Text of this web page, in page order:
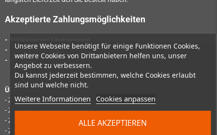
Unsere Webseite benötigt für einige Funktionen Cookies,
weitere Cookies von Drittanbietern helfen uns, unser
Angebot zu verbessern.
Du kannst jederzeit bestimmen, welche Cookies erlaubt
sind und welche nicht.
Weitere Informationen Cookies anpassen
ALLE AKZEPTIEREN
Akzeptierte Zahlungsmöglichkeiten
-
- Zahlung per Amazon Pay
-
Bitcoin
Über PayPal:
- Zahlung per PayPal
- Zahlung per PayPal Express
- Zahlung per SEPA-Lastschrift
- Zahlung per "Später bezahlen"